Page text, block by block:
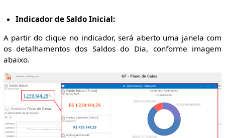
Indicador de Saldo Inicial:
A partir do clique no indicador, será aberto uma janela com
os detalhamentos dos Saldos do Dia, conforme imagem
abaixo.